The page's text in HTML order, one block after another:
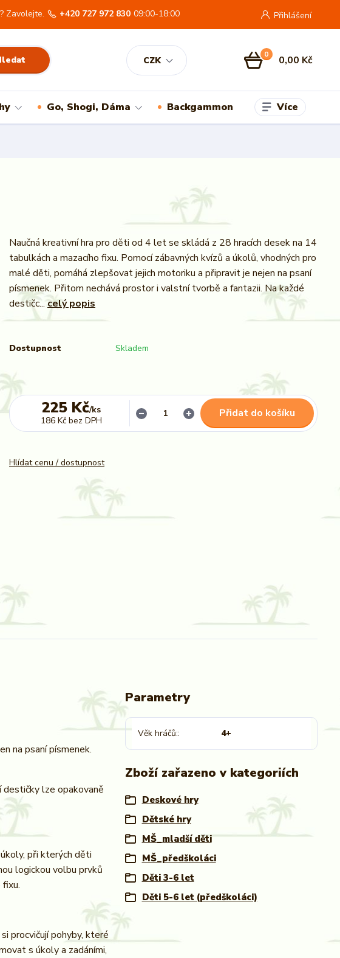
CZK
Přihlášení
Zavolejte. +420 727 972 830 09:00-18:00
0 0,00 Kč
Go, Shogi, Dáma Backgammon Více
Naučná kreativní hra pro děti od 4 let se skládá z 28 hracích desek na 14
tabulkách a mazacího fixu. Pomocí zábavných kvízů a úkolů, vhodných pro
malé děti, pomáhá zlepšovat jejich motoriku a připravit je nejen na psaní
písmenek. Přitom nechává prostor i valstní tvorbě a fantazii. Na každé
destičc...celý popis
Dostupnost Skladem
225 Kč/ks
186 Kč bez DPH
Přidat do košíku
Hlídat cenu / dostupnost
na psaní písmenek.
destičky lze opakovaně
při kterých děti
logickou volbu prvků
procvičují pohyby, které
s úkoly a zadáními,
Parametry
Věk hráčů: 4+
Zboží zařazeno v kategoriích
Deskové hry
Dětské hry
MŠ_mladší děti
MŠ_předškoláci
Děti 3-6 let
Děti 5-6 let (předškoláci)